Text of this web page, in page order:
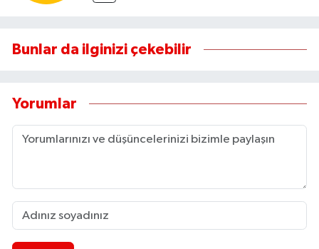
Bunlar da ilginizi çekebilir
Yorumlar